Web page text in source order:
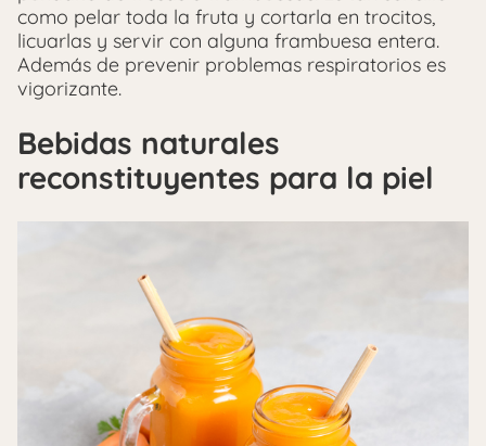
como pelar toda la fruta y cortarla en trocitos,
licuarlas y servir con alguna frambuesa entera.
Además de prevenir problemas respiratorios es
vigorizante.
Bebidas naturales
reconstituyentes para la piel